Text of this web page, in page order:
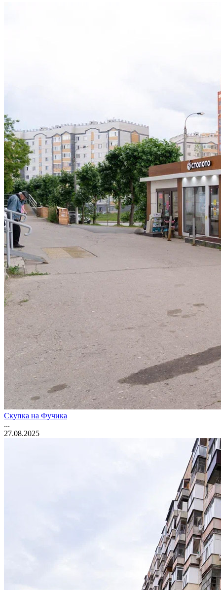
Скупка на Фучика
...
27.08.2025